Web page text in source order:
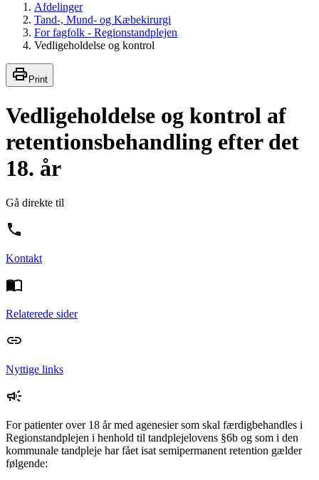
Afdelinger
Tand-, Mund- og Kæbekirurgi
For fagfolk - Regionstandplejen
Vedligeholdelse og kontrol
Print
Vedligeholdelse og kontrol af
retentionsbehandling efter det
18. år
Gå direkte til
Kontakt
Relaterede sider
Nyttige links
For patienter over 18 år med agenesier som skal færdigbehandles i
Regionstandplejen i henhold til tandplejelovens §6b og som i den
kommunale tandpleje har fået isat semipermanent retention gælder
følgende: